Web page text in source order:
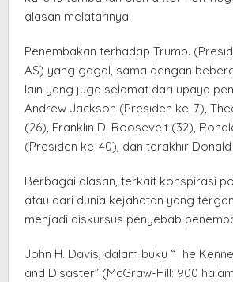
alasan melatarinya.
Penembakan terhadap Trump.
AS) yang gagal, sama dengan
lain yang juga selamat dari upaya
Andrew Jackson (Presiden ke-7),
(26), Franklin D. Roosevelt (32),
(Presiden ke-40), dan terakhir Donald
Berbagai alasan, terkait konspirasi
atau dari dunia kejahatan yang
menjadi diskursus penyebab
John H. Davis, dalam buku “The
and Disaster” (McGraw-Hill: 900